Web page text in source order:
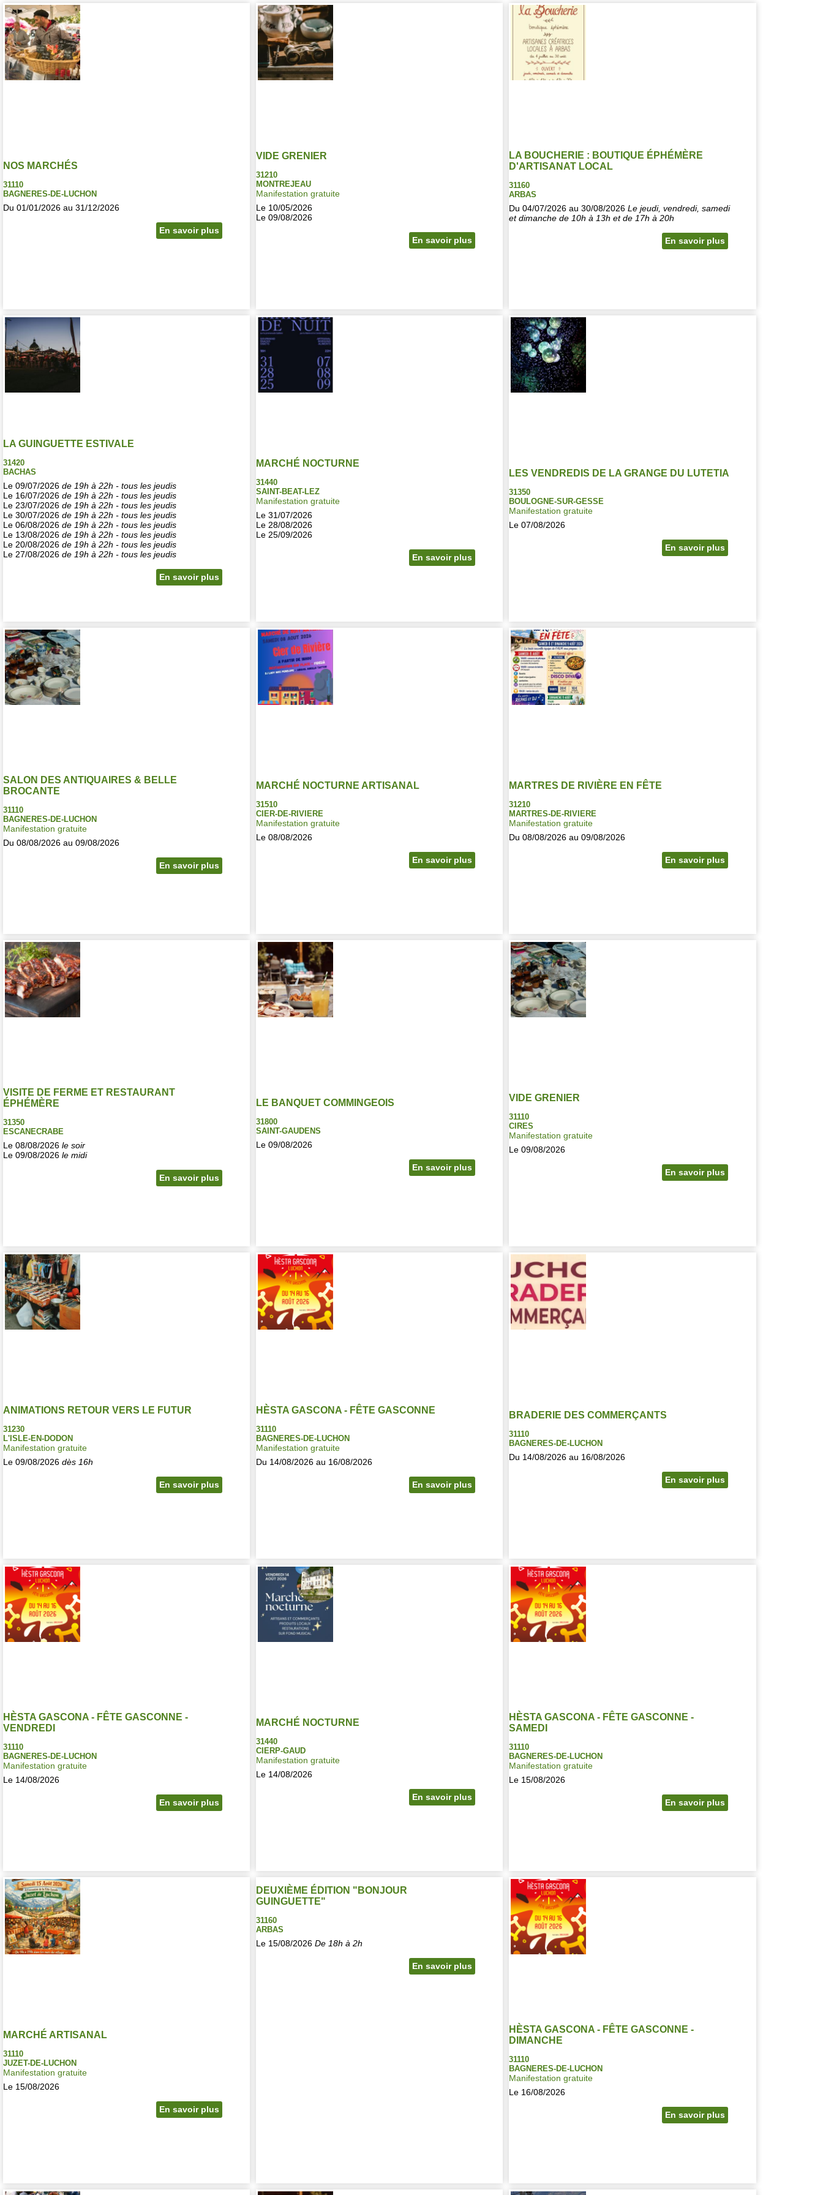
NOS MARCHÉS
31110
BAGNERES-DE-LUCHON
Du 01/01/2026 au 31/12/2026
En savoir plus
VIDE GRENIER
31210
MONTREJEAU
Manifestation gratuite
Le 10/05/2026
Le 09/08/2026
En savoir plus
LA BOUCHERIE : BOUTIQUE ÉPHÉMÈRE
D'ARTISANAT LOCAL
31160
ARBAS
Du 04/07/2026 au 30/08/2026Le jeudi, vendredi, samedi
et dimanche de 10h à 13h et de 17h à 20h
En savoir plus
LA GUINGUETTE ESTIVALE
31420
BACHAS
Le 09/07/2026 de 19h à 22h - tous les jeudis
Le 16/07/2026 de 19h à 22h - tous les jeudis
Le 23/07/2026 de 19h à 22h - tous les jeudis
Le 30/07/2026 de 19h à 22h - tous les jeudis
Le 06/08/2026 de 19h à 22h - tous les jeudis
Le 13/08/2026 de 19h à 22h - tous les jeudis
Le 20/08/2026 de 19h à 22h - tous les jeudis
Le 27/08/2026 de 19h à 22h - tous les jeudis
En savoir plus
MARCHÉ NOCTURNE
31440
SAINT-BEAT-LEZ
Manifestation gratuite
Le 31/07/2026
Le 28/08/2026
Le 25/09/2026
En savoir plus
LES VENDREDIS DE LA GRANGE DU LUTETIA
31350
BOULOGNE-SUR-GESSE
Manifestation gratuite
Le 07/08/2026
En savoir plus
SALON DES ANTIQUAIRES & BELLE
BROCANTE
31110
BAGNERES-DE-LUCHON
Manifestation gratuite
Du 08/08/2026 au 09/08/2026
En savoir plus
MARCHÉ NOCTURNE ARTISANAL
31510
CIER-DE-RIVIERE
Manifestation gratuite
Le 08/08/2026
En savoir plus
MARTRES DE RIVIÈRE EN FÊTE
31210
MARTRES-DE-RIVIERE
Manifestation gratuite
Du 08/08/2026 au 09/08/2026
En savoir plus
VISITE DE FERME ET RESTAURANT
ÉPHÉMÈRE
31350
ESCANECRABE
Le 08/08/2026 le soir
Le 09/08/2026 le midi
En savoir plus
LE BANQUET COMMINGEOIS
31800
SAINT-GAUDENS
Le 09/08/2026
En savoir plus
VIDE GRENIER
31110
CIRES
Manifestation gratuite
Le 09/08/2026
En savoir plus
ANIMATIONS RETOUR VERS LE FUTUR
31230
L'ISLE-EN-DODON
Manifestation gratuite
Le 09/08/2026 dès 16h
En savoir plus
HÈSTA GASCONA - FÊTE GASCONNE
31110
BAGNERES-DE-LUCHON
Manifestation gratuite
Du 14/08/2026 au 16/08/2026
En savoir plus
BRADERIE DES COMMERÇANTS
31110
BAGNERES-DE-LUCHON
Du 14/08/2026 au 16/08/2026
En savoir plus
HÈSTA GASCONA - FÊTE GASCONNE -
VENDREDI
31110
BAGNERES-DE-LUCHON
Manifestation gratuite
Le 14/08/2026
En savoir plus
MARCHÉ NOCTURNE
31440
CIERP-GAUD
Manifestation gratuite
Le 14/08/2026
En savoir plus
HÈSTA GASCONA - FÊTE GASCONNE -
SAMEDI
31110
BAGNERES-DE-LUCHON
Manifestation gratuite
Le 15/08/2026
En savoir plus
MARCHÉ ARTISANAL
31110
JUZET-DE-LUCHON
Manifestation gratuite
Le 15/08/2026
En savoir plus
DEUXIÈME ÉDITION "BONJOUR
GUINGUETTE"
31160
ARBAS
Le 15/08/2026De 18h à 2h
En savoir plus
HÈSTA GASCONA - FÊTE GASCONNE -
DIMANCHE
31110
BAGNERES-DE-LUCHON
Manifestation gratuite
Le 16/08/2026
En savoir plus